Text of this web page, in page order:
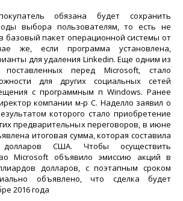
обязана будет сохранить
выбора пользователям, то есть не
базовый пакет операционной системы от
же, если программа установлена,
для удаления Linkedin. Еще одним из
перед Microsoft, стало
для других социальных сетей
с программным п Windows. Ранее
компании м-р С. Наделло заявил о
которого стало приобретение
предварительных переговоров, в июне
итоговая сумма, которая составила
США. Чтобы осуществить
Microsoft объявило эмиссию акций в
долларов, с поэтапным сроком
объявлено, что сделка будет
2016 года